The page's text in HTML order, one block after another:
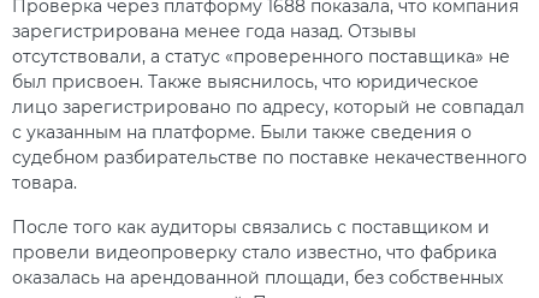
Проверка через платформу 1688 показала, что компания
зарегистрирована менее года назад. Отзывы
отсутствовали, а статус «проверенного поставщика» не
был присвоен. Также выяснилось, что юридическое
лицо зарегистрировано по адресу, который не совпадал
с указанным на платформе. Были также сведения о
судебном разбирательстве по поставке некачественного
товара.
После того как аудиторы связались с поставщиком и
провели видеопроверку стало известно, что фабрика
оказалась на арендованной площади, без собственных